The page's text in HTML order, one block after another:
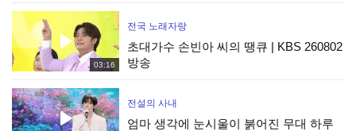
03:16
전국 노래자랑
초대가수 손빈아 씨의 땡큐 | KBS 260802
방송
전설의 사내
엄마 생각에 눈시울이 붉어진 무대 하루